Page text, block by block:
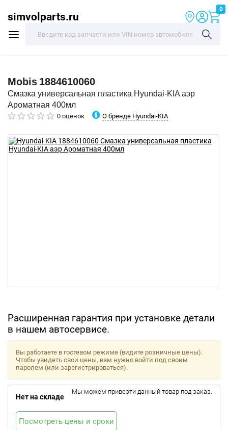
simvolparts.ru
0
Mobis 1884610060
Смазка универсальная пластика Hyundai-KIA аэр
Ароматная 400мл
0 оценок О бренде Hyundai-KIA
Расширенная гарантия при установке детали
в нашем автосервисе.
Вы работаете в гостевом режиме (видите розничные цены).
Чтобы увидеть свои цены, вам нужно войти под своим
паролем (или зарегистрироваться).
Нет на складе
Мы можем привезти данный товар под заказ.
Посмотреть цены и сроки